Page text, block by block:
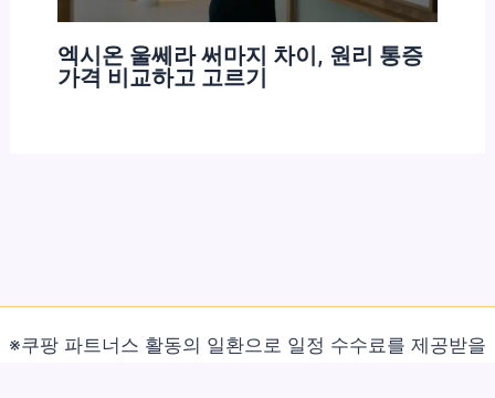
엑시온 울쎄라 써마지 차이, 원리 통증
가격 비교하고 고르기
※쿠팡 파트너스 활동의 일환으로 일정 수수료를 제공받을